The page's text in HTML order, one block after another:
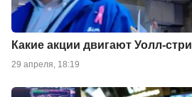
Какие акции двигают Уолл-
29 апреля, 18:19